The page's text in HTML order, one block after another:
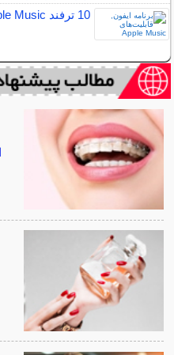
10 ترفند Apple Music که باید بدانید